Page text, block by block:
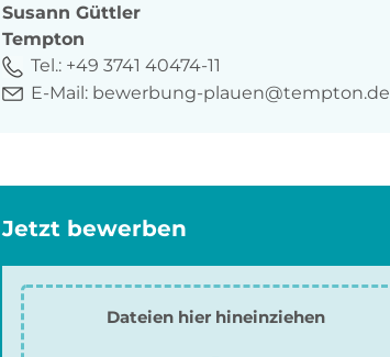
Susann Güttler
Tempton
Tel.: +49 3741 40474-11
E-Mail: bewerbung-plauen@tempton.de
Jetzt bewerben
Dateien hier hineinziehen